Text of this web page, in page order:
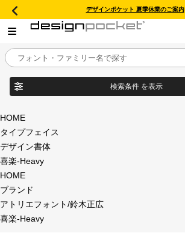
デザインポケット 夏季休業のご案内
目的別フォントガイド
特集
おすすめ
年間ライセンス商品
検索条件 を表示
商品名
HOME
タイプフェイス
デザイン書体
喜楽-Heavy
HOME
ブランド
アトリエフォント/鈴木正広
喜楽-Heavy